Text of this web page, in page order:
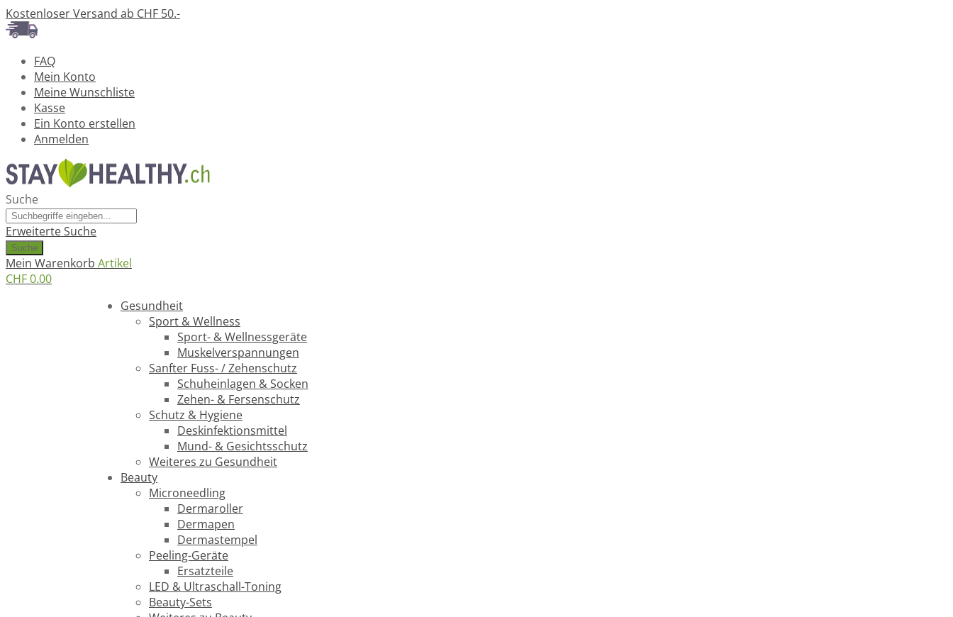
Kostenloser Versand ab CHF 50.-
FAQ
Mein Konto
Meine Wunschliste
Kasse
Ein Konto erstellen
Anmelden
Suche
Erweiterte Suche
Suche
Mein Warenkorb Artikel
CHF 0.00
Gesundheit
Sport & Wellness
Sport- & Wellnessgeräte
Muskelverspannungen
Sanfter Fuss- / Zehenschutz
Schuheinlagen & Socken
Zehen- & Fersenschutz
Schutz & Hygiene
Deskinfektionsmittel
Mund- & Gesichtsschutz
Weiteres zu Gesundheit
Beauty
Microneedling
Dermaroller
Dermapen
Dermastempel
Peeling-Geräte
Ersatzteile
LED & Ultraschall-Toning
Beauty-Sets